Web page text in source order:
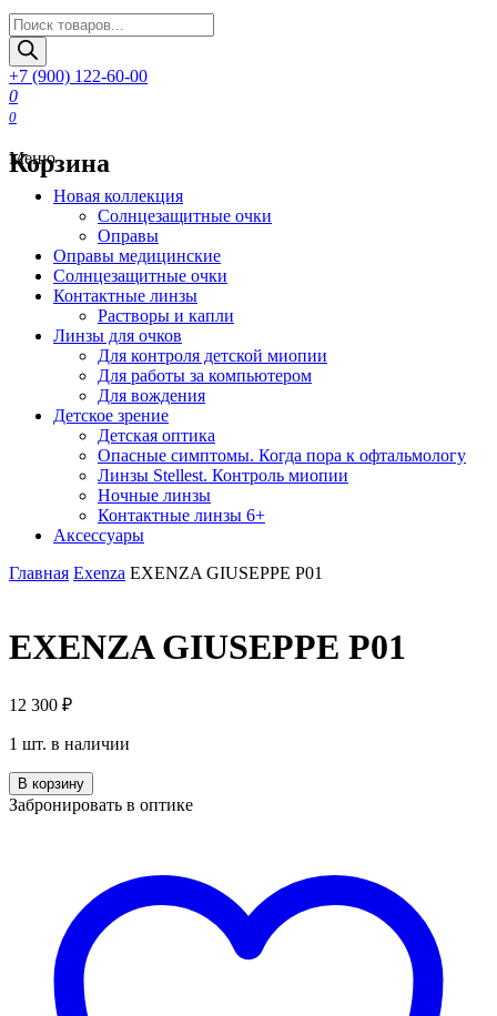
Поиск
товаров
+7 (900) 122-60-00
0
0
Корзина
Меню
Новая коллекция
Солнцезащитные очки
Оправы
Оправы медицинские
Солнцезащитные очки
Контактные линзы
Растворы и капли
Линзы для очков
Для контроля детской миопии
Для работы за компьютером
Для вождения
Детское зрение
Детская оптика
Опасные симптомы. Когда пора к офтальмологу
Линзы Stellest. Контроль миопии
Ночные линзы
Контактные линзы 6+
Аксессуары
Главная Exenza EXENZA GIUSEPPE P01
EXENZA GIUSEPPE P01
12 300 ₽
1 шт. в наличии
Количество
EXENZA
GIUSEPPE
В корзину
Забронировать в оптике